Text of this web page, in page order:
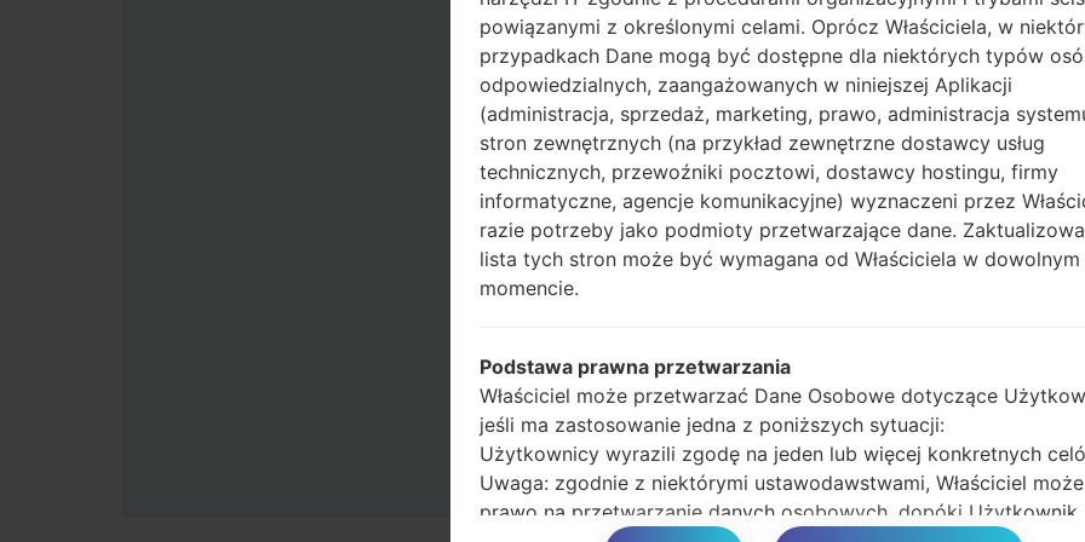
wykonać wszystkie
Naciśnij i
głośności i klawisz
Naciśnij i
głośności, następnie
Naciśnij i
głośności i klawisz
Podłącz kabel
przycisk Bixby i
Naciśnij i
Podaj tylko czas
automatycznego
Na koniec naciśnij
ponownie i odłączy
powiązanymi z określonymi celami. Oprócz Właściciela, w
przypadkach Dane mogą być dostępne dla niektórych typów
odpowiedzialnych, zaangażowanych w niniejszej Aplikacji
(administracja, sprzedaż, marketing, prawo, administracja
stron zewnętrznych (na przykład zewnętrzne dostawcy usług
technicznych, przewoźniki pocztowi, dostawcy hostingu, firmy
informatyczne, agencje komunikacyjne) wyznaczeni przez
razie potrzeby jako podmioty przetwarzające dane.
lista tych stron może być wymagana od Właściciela w dowolnym
momencie.
Podstawa prawna przetwarzania
Właściciel może przetwarzać Dane Osobowe dotyczące
jeśli ma zastosowanie jedna z poniższych sytuacji:
Użytkownicy wyrazili zgodę na jeden lub więcej konkretnych
Uwaga: zgodnie z niektórymi ustawodawstwami, Właściciel
prawo na przetwarzanie danych osobowych, dopóki Użytkownik